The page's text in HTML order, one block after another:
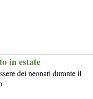
in estate
dei neonati durante il